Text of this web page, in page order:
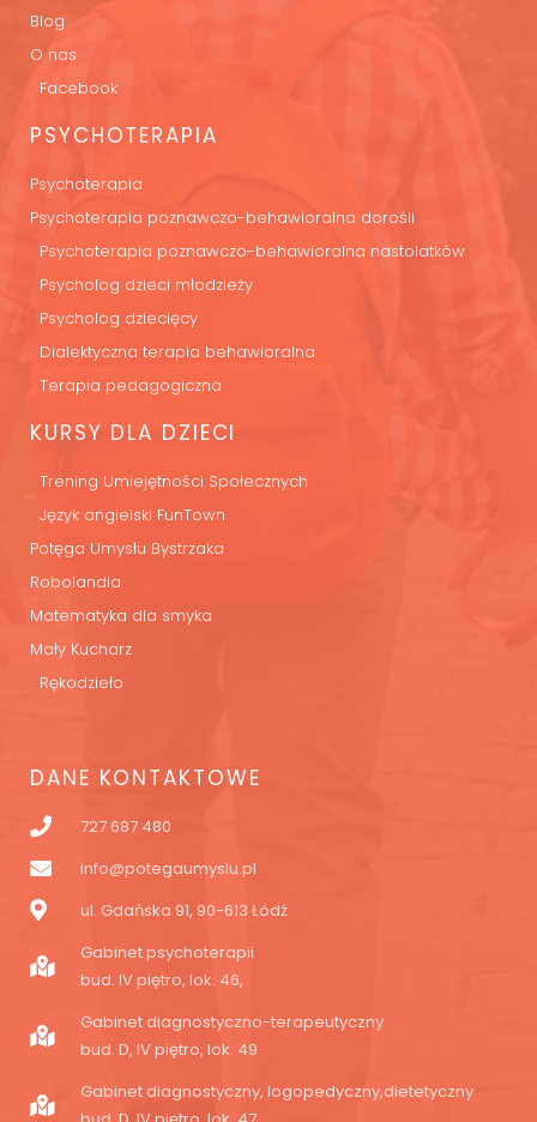
Blog
O nas
Facebook
PSYCHOTERAPIA
Psychoterapia
Psychoterapia poznawczo-behawioralna dorośli
Psychoterapia poznawczo-behawioralna nastolatków
Psycholog dzieci młodzieży
Psycholog dziecięcy
Dialektyczna terapia behawioralna
Terapia pedagogiczna
KURSY DLA DZIECI
Trening Umiejętności Społecznych
Język angielski FunTown
Potęga Umysłu Bystrzaka
Robolandia
Matematyka dla smyka
Mały Kucharz
Rękodzieło
DANE KONTAKTOWE
727 687 480
info@potegaumyslu.pl
ul. Gdańska 91, 90-613 Łódź
Gabinet psychoterapii
bud. IV piętro, lok. 46,
Gabinet diagnostyczno-terapeutyczny
bud. D, IV piętro, lok. 49
Gabinet diagnostyczny, logopedyczny,dietetyczny